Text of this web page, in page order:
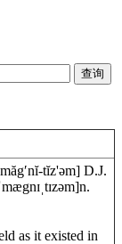
tĭz'əm] D.J.
n.
as it existed in